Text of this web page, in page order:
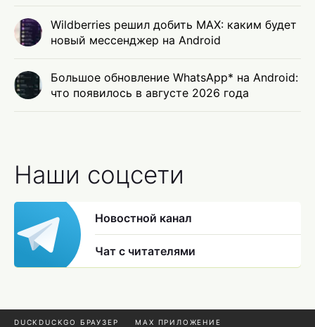
Wildberries решил добить MAX: каким будет
новый мессенджер на Android
Большое обновление WhatsApp* на Android:
что появилось в августе 2026 года
Наши соцсети
Новостной канал
Чат с читателями
DUCKDUCKGO БРАУЗЕР MAX ПРИЛОЖЕНИЕ